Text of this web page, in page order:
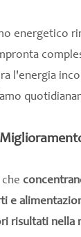
energetico
l'energia
e
risultati nella